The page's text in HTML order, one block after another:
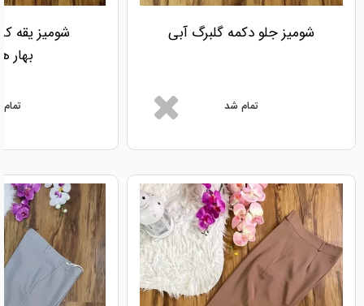
شومیز جلو دکمه گلبرگ آبی
تمام شد
شومیز یقه
بهار